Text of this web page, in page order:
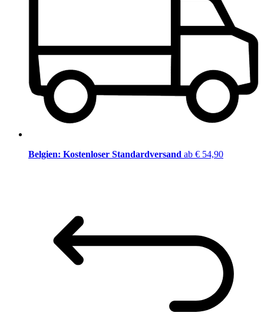
Belgien: Kostenloser Standardversand ab € 54,90